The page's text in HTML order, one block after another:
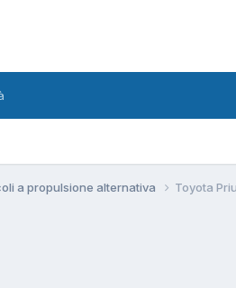
a propulsione alternativa Toyota